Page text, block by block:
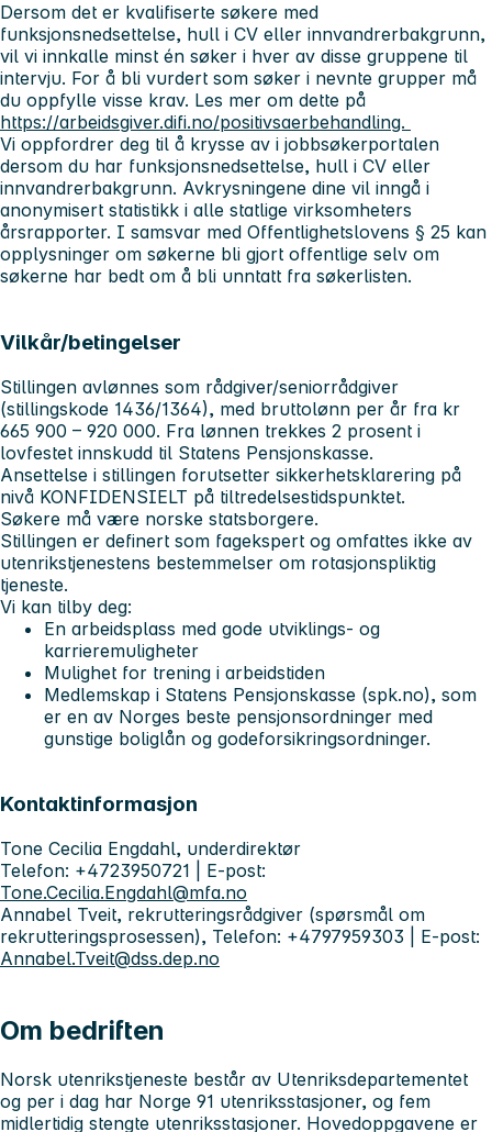
Dersom det er kvalifiserte søkere med
funksjonsnedsettelse, hull i CV eller innvandrerbakgrunn,
vil vi innkalle minst én søker i hver av disse gruppene til
intervju. For å bli vurdert som søker i nevnte grupper må
du oppfylle visse krav. Les mer om dette på
https://arbeidsgiver.difi.no/positivsaerbehandling.
Vi oppfordrer deg til å krysse av i jobbsøkerportalen
dersom du har funksjonsnedsettelse, hull i CV eller
innvandrerbakgrunn. Avkrysningene dine vil inngå i
anonymisert statistikk i alle statlige virksomheters
årsrapporter. I samsvar med Offentlighetslovens § 25 kan
opplysninger om søkerne bli gjort offentlige selv om
søkerne har bedt om å bli unntatt fra søkerlisten.
Vilkår/betingelser
Stillingen avlønnes som rådgiver/seniorrådgiver
(stillingskode 1436/1364), med bruttolønn per år fra kr
665 900 – 920 000. Fra lønnen trekkes 2 prosent i
lovfestet innskudd til Statens Pensjonskasse.
Ansettelse i stillingen forutsetter sikkerhetsklarering på
nivå KONFIDENSIELT på tiltredelsestidspunktet.
Søkere må være norske statsborgere.
Stillingen er definert som fagekspert og omfattes ikke av
utenrikstjenestens bestemmelser om rotasjonspliktig
tjeneste.
Vi kan tilby deg:
En arbeidsplass med gode utviklings- og
karrieremuligheter
Mulighet for trening i arbeidstiden
Medlemskap i Statens Pensjonskasse (spk.no), som
er en av Norges beste pensjonsordninger med
gunstige boliglån og godeforsikringsordninger.
Kontaktinformasjon
Tone Cecilia Engdahl, underdirektør
Telefon: +4723950721 | E-post:
Tone.Cecilia.Engdahl@mfa.no
Annabel Tveit, rekrutteringsrådgiver (spørsmål om
rekrutteringsprosessen), Telefon: +4797959303 | E-post:
Annabel.Tveit@dss.dep.no
Om bedriften
Norsk utenrikstjeneste består av Utenriksdepartementet
og per i dag har Norge 91 utenriksstasjoner, og fem
midlertidig stengte utenriksstasjoner. Hovedoppgavene er